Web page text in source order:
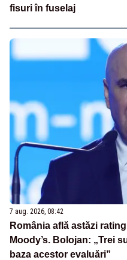
fisuri în fuselaj
7 aug. 2026, 08:42
România află astăzi
Moody’s. Bolojan: „Trei
baza acestor evaluări”